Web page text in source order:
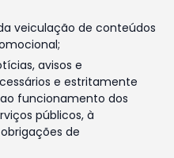
veiculação de conteúdos
avisos e
e estritamente
funcionamento dos
públicos, à
de